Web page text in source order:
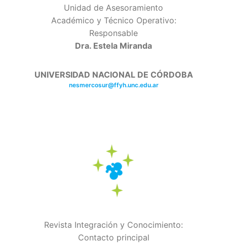
Unidad de Asesoramiento
Académico y Técnico Operativo:
Responsable
Dra. Estela Miranda
UNIVERSIDAD NACIONAL DE CÓRDOBA
nesmercosur@ffyh.unc.edu.ar
Revista Integración y Conocimiento:
Contacto principal